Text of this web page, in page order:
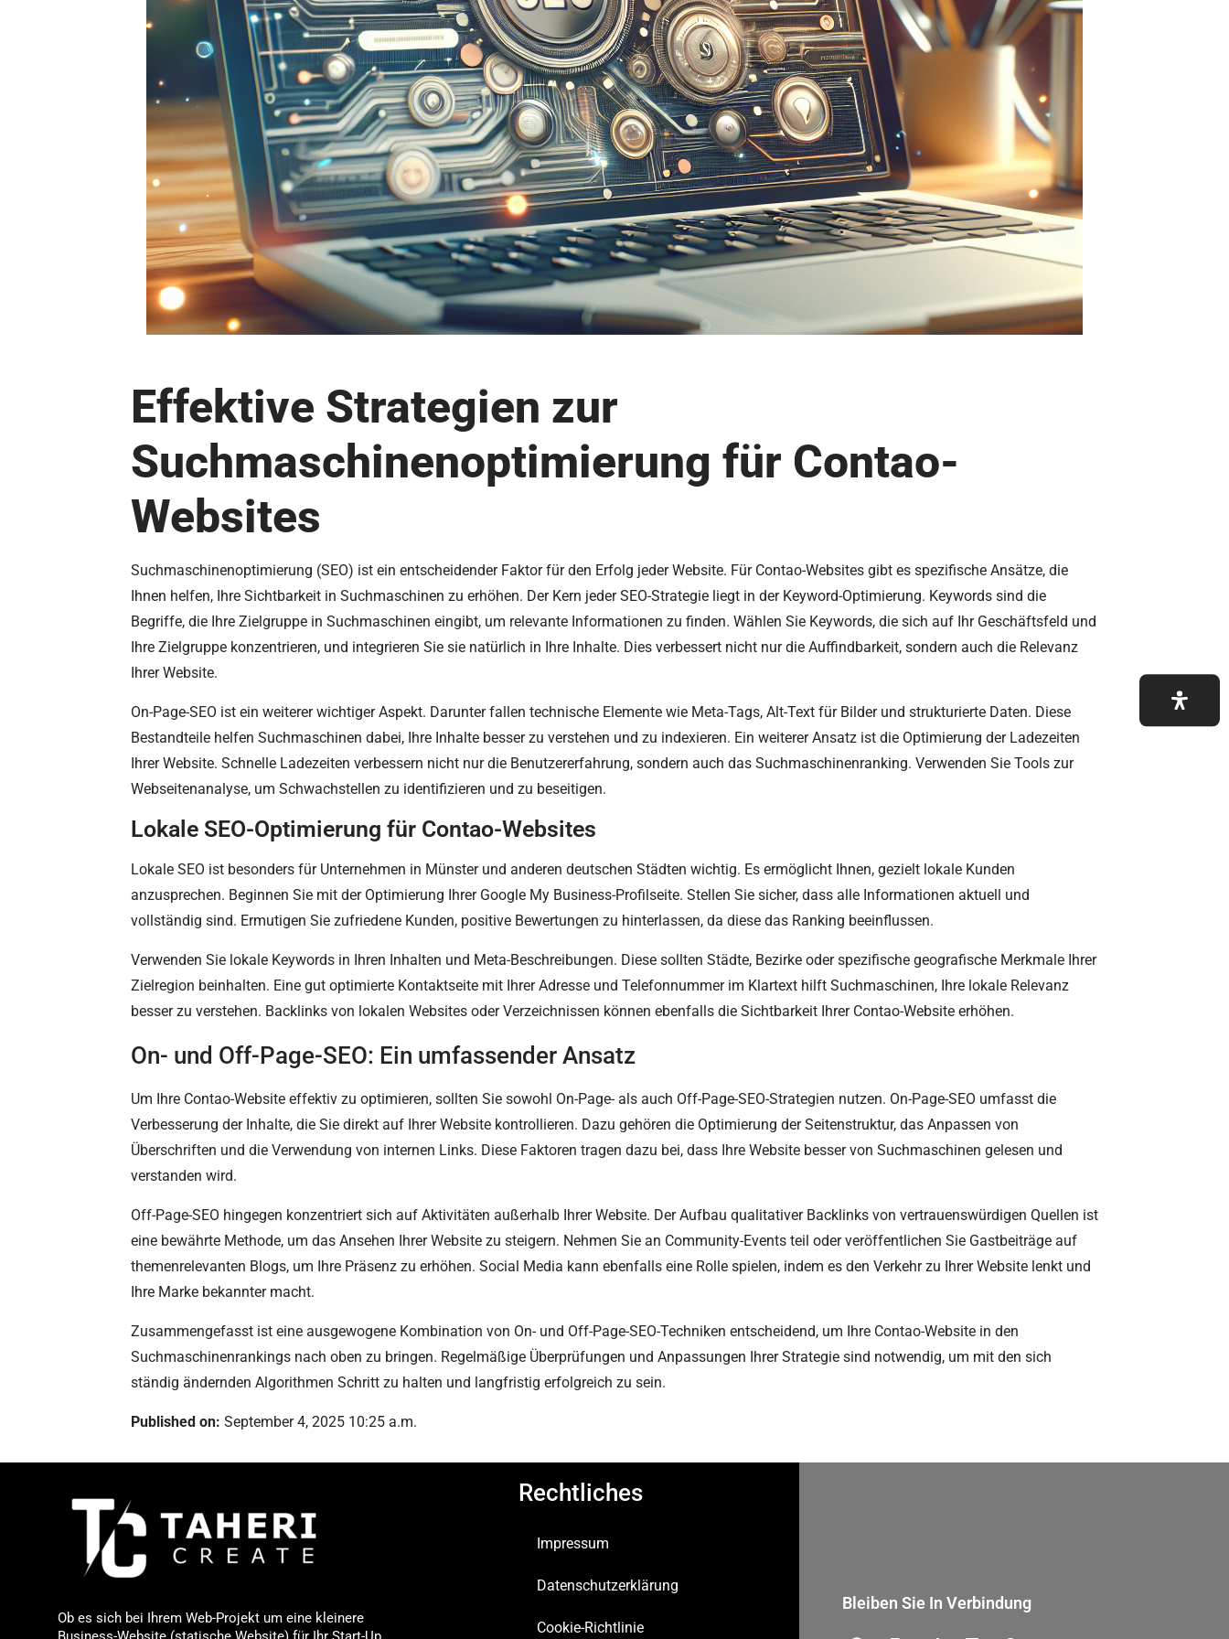
Effektive Strategien zur
Suchmaschinenoptimierung für Contao-
Websites
Suchmaschinenoptimierung (SEO) ist ein entscheidender Faktor für den Erfolg jeder Website. Für Contao-Websites gibt es spezifische Ansätze, die
Ihnen helfen, Ihre Sichtbarkeit in Suchmaschinen zu erhöhen. Der Kern jeder SEO-Strategie liegt in der Keyword-Optimierung. Keywords sind die
Begriffe, die Ihre Zielgruppe in Suchmaschinen eingibt, um relevante Informationen zu finden. Wählen Sie Keywords, die sich auf Ihr Geschäftsfeld und
Ihre Zielgruppe konzentrieren, und integrieren Sie sie natürlich in Ihre Inhalte. Dies verbessert nicht nur die Auffindbarkeit, sondern auch die Relevanz
Ihrer Website.
On-Page-SEO ist ein weiterer wichtiger Aspekt. Darunter fallen technische Elemente wie Meta-Tags, Alt-Text für Bilder und strukturierte Daten. Diese
Bestandteile helfen Suchmaschinen dabei, Ihre Inhalte besser zu verstehen und zu indexieren. Ein weiterer Ansatz ist die Optimierung der Ladezeiten
Ihrer Website. Schnelle Ladezeiten verbessern nicht nur die Benutzererfahrung, sondern auch das Suchmaschinenranking. Verwenden Sie Tools zur
Webseitenanalyse, um Schwachstellen zu identifizieren und zu beseitigen.
Lokale SEO-Optimierung für Contao-Websites
Lokale SEO ist besonders für Unternehmen in Münster und anderen deutschen Städten wichtig. Es ermöglicht Ihnen, gezielt lokale Kunden
anzusprechen. Beginnen Sie mit der Optimierung Ihrer Google My Business-Profilseite. Stellen Sie sicher, dass alle Informationen aktuell und
vollständig sind. Ermutigen Sie zufriedene Kunden, positive Bewertungen zu hinterlassen, da diese das Ranking beeinflussen.
Verwenden Sie lokale Keywords in Ihren Inhalten und Meta-Beschreibungen. Diese sollten Städte, Bezirke oder spezifische geografische Merkmale Ihrer
Zielregion beinhalten. Eine gut optimierte Kontaktseite mit Ihrer Adresse und Telefonnummer im Klartext hilft Suchmaschinen, Ihre lokale Relevanz
besser zu verstehen. Backlinks von lokalen Websites oder Verzeichnissen können ebenfalls die Sichtbarkeit Ihrer Contao-Website erhöhen.
On- und Off-Page-SEO: Ein umfassender Ansatz
Um Ihre Contao-Website effektiv zu optimieren, sollten Sie sowohl On-Page- als auch Off-Page-SEO-Strategien nutzen. On-Page-SEO umfasst die
Verbesserung der Inhalte, die Sie direkt auf Ihrer Website kontrollieren. Dazu gehören die Optimierung der Seitenstruktur, das Anpassen von
Überschriften und die Verwendung von internen Links. Diese Faktoren tragen dazu bei, dass Ihre Website besser von Suchmaschinen gelesen und
verstanden wird.
Off-Page-SEO hingegen konzentriert sich auf Aktivitäten außerhalb Ihrer Website. Der Aufbau qualitativer Backlinks von vertrauenswürdigen Quellen ist
eine bewährte Methode, um das Ansehen Ihrer Website zu steigern. Nehmen Sie an Community-Events teil oder veröffentlichen Sie Gastbeiträge auf
themenrelevanten Blogs, um Ihre Präsenz zu erhöhen. Social Media kann ebenfalls eine Rolle spielen, indem es den Verkehr zu Ihrer Website lenkt und
Ihre Marke bekannter macht.
Zusammengefasst ist eine ausgewogene Kombination von On- und Off-Page-SEO-Techniken entscheidend, um Ihre Contao-Website in den
Suchmaschinenrankings nach oben zu bringen. Regelmäßige Überprüfungen und Anpassungen Ihrer Strategie sind notwendig, um mit den sich
ständig ändernden Algorithmen Schritt zu halten und langfristig erfolgreich zu sein.
Published on: September 4, 2025 10:25 a.m.
Ob es sich bei Ihrem Web-Projekt um eine kleinere
Rechtliches
Impressum
Datenschutzerklärung
Cookie-Richtlinie
Bleiben Sie In Verbindung